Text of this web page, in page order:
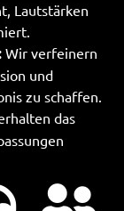
Lautstärken
Wir verfeinern
und
zu schaffen.
das